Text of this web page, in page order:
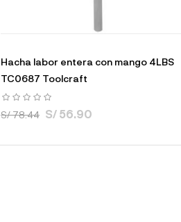
Hacha labor entera con mango 4LBS
TC0687 Toolcraft
S/ 78.44 S/ 56.90